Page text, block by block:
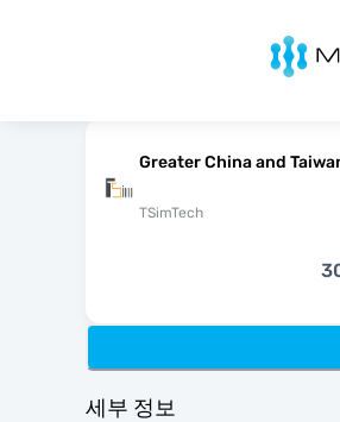
MobiMatter
Greater China and
TSimTech
세부 정보